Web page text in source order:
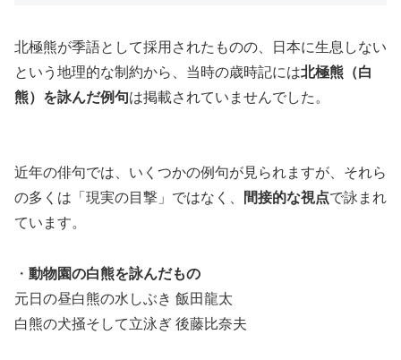
北極熊が季語として採用されたものの、日本に生息しない
という地理的な制約から、当時の歳時記には北極熊（白
熊）を詠んだ例句は掲載されていませんでした。
近年の俳句では、いくつかの例句が見られますが、それら
の多くは「現実の目撃」ではなく、
間接的な視点で詠まれ
ています。
・ 動物園の白熊を詠んだもの
元日の昼白熊の水しぶき 飯田龍太
白熊の犬掻そして立泳ぎ 後藤比奈夫